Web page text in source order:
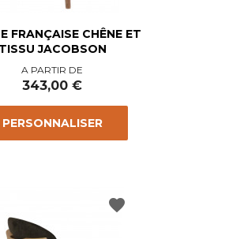
FRANÇAISE CHÊNE ET
TISSU JACOBSON
Prix
A PARTIR DE
343,00 €
PERSONNALISER
favorite